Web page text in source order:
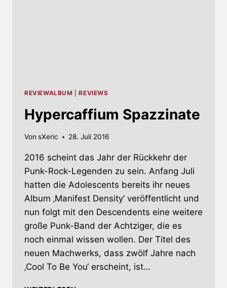
REVIEWALBUM |REVIEWS
Hypercaffium Spazzinate
Von sXeric 28. Juli 2016
2016 scheint das Jahr der Rückkehr der
Punk-Rock-Legenden zu sein. Anfang Juli
hatten die Adolescents bereits ihr neues
Album ‚Manifest Density‘ veröffentlicht und
nun folgt mit den Descendents eine weitere
große Punk-Band der Achtziger, die es
noch einmal wissen wollen. Der Titel des
neuen Machwerks, dass zwölf Jahre nach
‚Cool To Be You‘ erscheint, ist…